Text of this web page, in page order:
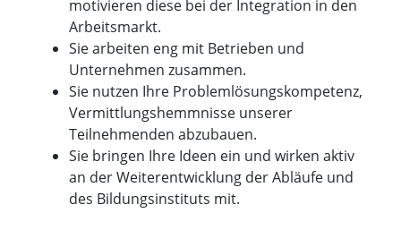
motivieren diese bei der Integration in den
Arbeitsmarkt.
Sie arbeiten eng mit Betrieben und
Unternehmen zusammen.
Sie nutzen Ihre Problemlösungskompetenz,
Vermittlungshemmnisse unserer
Teilnehmenden abzubauen.
Sie bringen Ihre Ideen ein und wirken aktiv
an der Weiterentwicklung der Abläufe und
des Bildungsinstituts mit.